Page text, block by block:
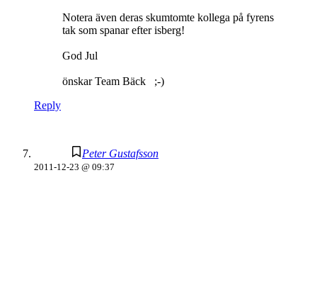
Notera även deras skumtomte kollega på fyrens
tak som spanar efter isberg!
God Jul
önskar Team Bäck ;-)
Reply
Peter Gustafsson
2011-12-23 @ 09:37